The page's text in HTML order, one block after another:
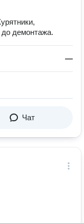
демонтажа.
—
Чат